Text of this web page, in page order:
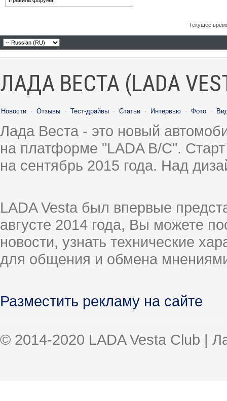
Текущее
ЛАДА ВЕСТА (LADA
Новости · Отзывы · Тест-драйвы · Статьи · Интервью · Фото ·
Лада Веста - это новый
на платформе "LADA B/C".
на сентябрь 2015 года. Над
LADA Vesta был впервые
августе 2014 года, Вы можете
новости, узнать технические
для общения и обмена
Разместить рекламу на сайте
© 2014-2020 LADA Vesta Club |